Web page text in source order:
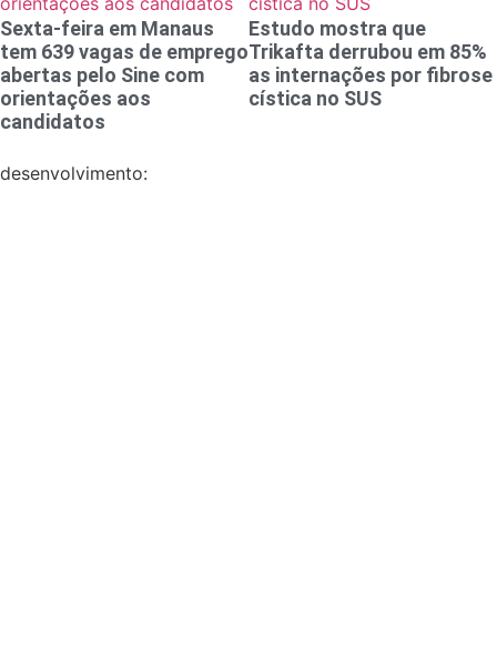
Sexta-feira em Manaus
tem 639 vagas de emprego
abertas pelo Sine com
orientações aos
candidatos
Estudo mostra que
Trikafta derrubou em 85%
as internações por fibrose
cística no SUS
desenvolvimento: